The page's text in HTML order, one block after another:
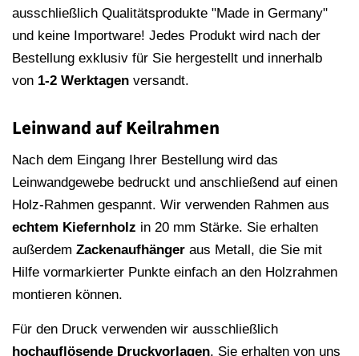
ausschließlich Qualitätsprodukte "Made in Germany"
und keine Importware! Jedes Produkt wird nach der
Bestellung exklusiv für Sie hergestellt und innerhalb
von 1-2 Werktagen versandt.
Leinwand auf Keilrahmen
Nach dem Eingang Ihrer Bestellung wird das
Leinwandgewebe bedruckt und anschließend auf einen
Holz-Rahmen gespannt. Wir verwenden Rahmen aus
echtem Kiefernholz in 20 mm Stärke. Sie erhalten
außerdem Zackenaufhänger aus Metall, die Sie mit
Hilfe vormarkierter Punkte einfach an den Holzrahmen
montieren können.
Für den Druck verwenden wir ausschließlich
hochauflösende Druckvorlagen. Sie erhalten von uns